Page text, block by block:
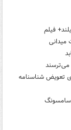
میدانی
می‌ترسند
تعویض شناسنامه